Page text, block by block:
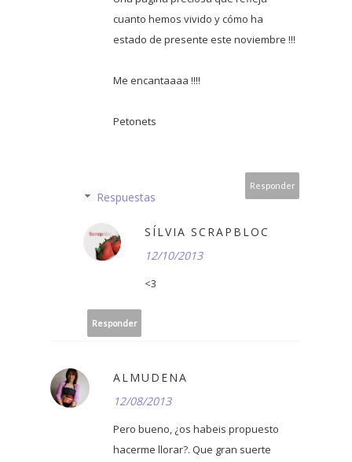
cuanto hemos vivido y cómo ha
estado de presente este noviembre !!!
Me encantaaaa !!!!
Petonets
Responder
Respuestas
SÍLVIA SCRAPBLOC
12/10/2013
<3
Responder
ALMUDENA
12/08/2013
Pero bueno, ¿os habeis propuesto
hacerme llorar?. Que gran suerte